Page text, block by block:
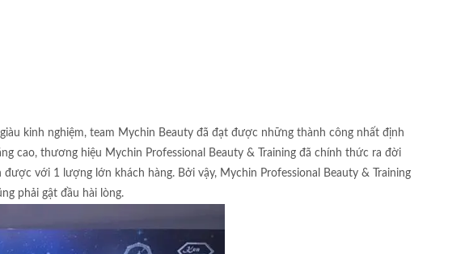
kinh nghiệm, team Mychin Beauty đã đạt được những thành công nhất định
cao, thương hiệu Mychin Professional Beauty & Training đã chính thức ra đời
với 1 lượng lớn khách hàng. Bởi vậy, Mychin Professional Beauty & Training
phải gật đầu hài lòng.